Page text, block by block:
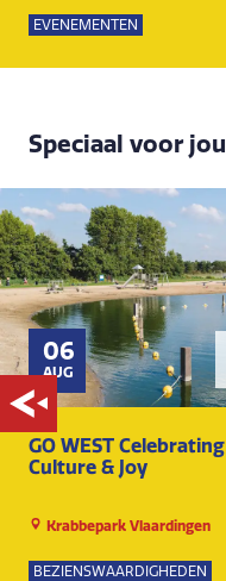
EVENEMENTEN
Speciaal voor jou
06
AUG
GO WEST Celebrating
Culture & Joy
Krabbepark Vlaardingen
BEZIENSWAARDIGHEDEN